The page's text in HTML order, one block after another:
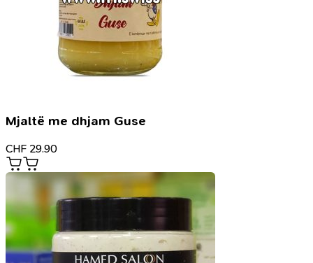
Mjaltë me dhjam Guse
CHF 29.90